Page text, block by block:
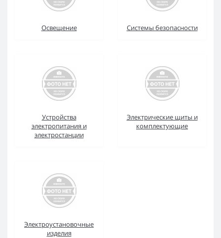
Освещение Системы безопасности
Устройства
электропитания и
электростанции
Электрические щиты и
комплектующие
Электроустановочные
изделия